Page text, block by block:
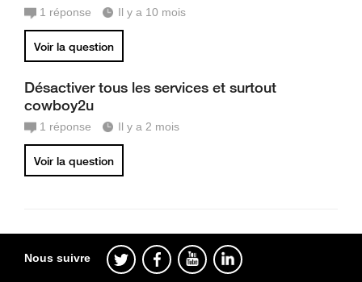
1 réponse Il y a 10 mois
Voir la question
Désactiver tous les services et surtout
cowboy2u
1 réponse Il y a 2 mois
Voir la question
Nous suivre